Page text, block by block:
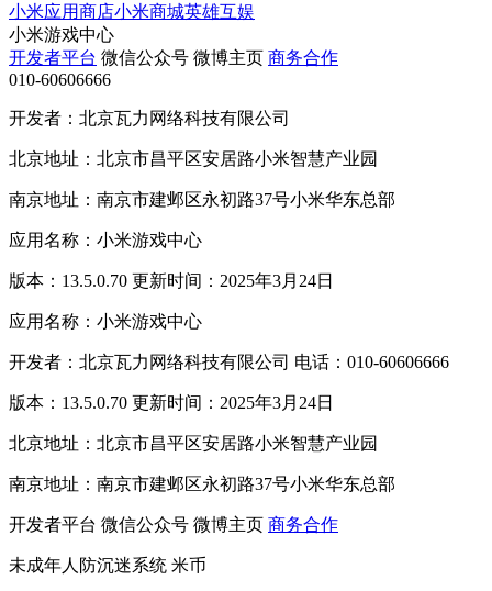
小米应用商店小米商城英雄互娱
小米游戏中心
开发者平台 微信公众号 微博主页 商务合作
010-60606666
开发者：北京瓦力网络科技有限公司
北京地址：北京市昌平区安居路小米智慧产业园
南京地址：南京市建邺区永初路37号小米华东总部
应用名称：小米游戏中心
版本：13.5.0.70 更新时间：2025年3月24日
应用名称：小米游戏中心
开发者：北京瓦力网络科技有限公司 电话：010-60606666
版本：13.5.0.70 更新时间：2025年3月24日
北京地址：北京市昌平区安居路小米智慧产业园
南京地址：南京市建邺区永初路37号小米华东总部
开发者平台 微信公众号 微博主页 商务合作
未成年人防沉迷系统 米币